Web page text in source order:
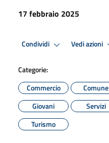
17 febbraio 2025
Condividi Vedi azioni
Categorie:
Commercio
Comune
Giovani
Servizi
Turismo